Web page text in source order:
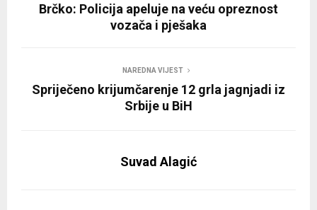
Brčko: Policija apeluje na veću opreznost
vozača i pješaka
NAREDNA VIJEST
Spriječeno krijumčarenje 12 grla jagnjadi iz
Srbije u BiH
Suvad Alagić